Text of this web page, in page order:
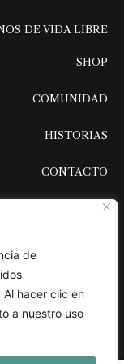
de
hacer clic en
a nuestro uso
DE VIDA LIBRE
SHOP
COMUNIDAD
HISTORIAS
CONTACTO
de Compra
Alhsis.com